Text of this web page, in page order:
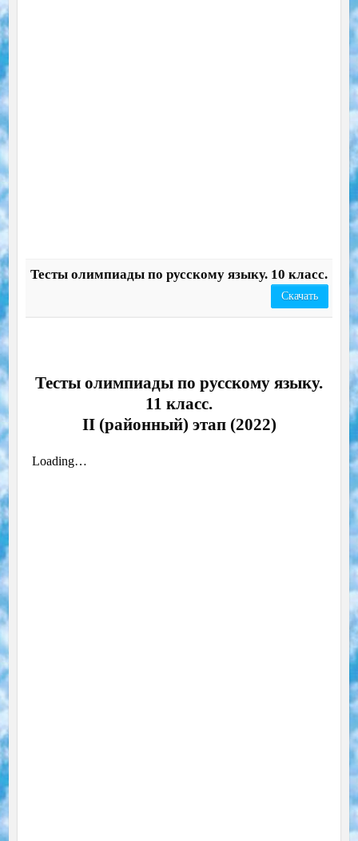
Тесты олимпиады по русскому языку. 10 класс.
Скачать
Тесты олимпиады по русскому языку.
11 класс.
II (районный) этап (2022)